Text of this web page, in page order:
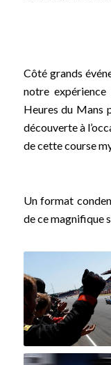
Côté grands
notre expérience
Heures du Mans
découverte à
de cette course
Un format
de ce magnifique